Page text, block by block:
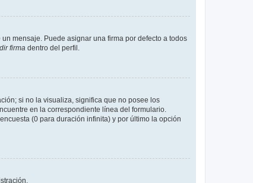
mensaje. Puede asignar una firma por defecto a todos
firma dentro del perfil.
si no la visualiza, significa que no posee los
en la correspondiente línea del formulario.
(0 para duración infinita) y por último la opción